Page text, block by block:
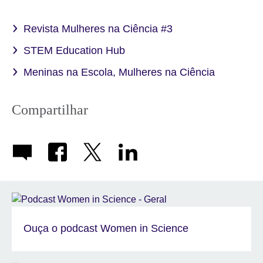
Revista Mulheres na Ciência #3
STEM Education Hub
Meninas na Escola, Mulheres na Ciência
Compartilhar
Ouça o podcast Women in Science